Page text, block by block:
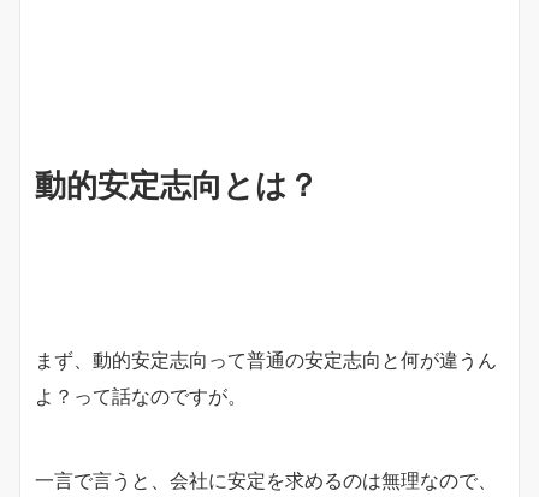
動的安定志向とは？
まず、動的安定志向って普通の安定志向と何が違うん
よ？って話なのですが。
一言で言うと、会社に安定を求めるのは無理なので、